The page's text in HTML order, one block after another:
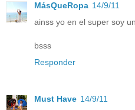
MásQueRopa 14/9/11
ainss yo en el super soy
bsss
Responder
Must Have 14/9/11